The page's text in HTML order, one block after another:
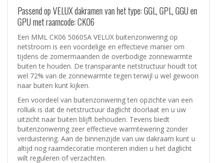
Passend op VELUX dakramen van het type: GGL, GPL, GGU en
GPU met raamcode: CK06
Een MML CK06 5060SA VELUX buitenzonwering op
netstroom is een voordelige en effectieve manier om
tijdens de zomermaanden de overbodige zonnewarmte
buiten te houden. De transparante netstructuur houdt tot
wel 72% van de zonnewarmte tegen terwijl u wel gewoon
naar buiten kunt kijken.
Een voordeel van buitenzonwering ten opzichte van een
rolluik is dat de netstructuur daglicht doorlaat en u uw
uitzicht naar buiten blijft behouden. Tevens biedt
buitenzonwering zeer effectieve warmtewering zonder
verduistering. Aan de binnenzijde van uw dakraam kunt u
altijd nog raamdecoratie monteren indien u het daglicht
wilt reguleren of verzachten.